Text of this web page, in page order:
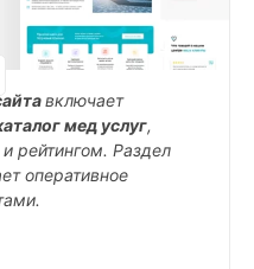
включает
мед услуг,
рейтингом. Раздел
оперативное